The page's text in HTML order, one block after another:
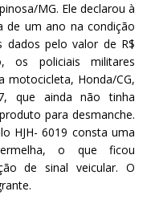
MG. Ele declarou à
de um ano na condição
pelo valor de R$
os policiais militares
motocicleta, Honda/CG,
que ainda não tinha
para desmanche.
HJH- 6019 consta uma
o que ficou
de sinal veicular. O